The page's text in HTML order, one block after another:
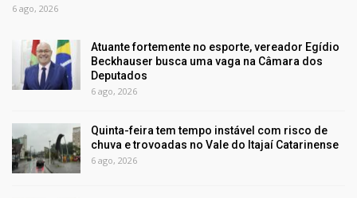
6 ago, 2026
Atuante fortemente no esporte, vereador Egídio
Beckhauser busca uma vaga na Câmara dos
Deputados
6 ago, 2026
Quinta-feira tem tempo instável com risco de
chuva e trovoadas no Vale do Itajaí Catarinense
6 ago, 2026